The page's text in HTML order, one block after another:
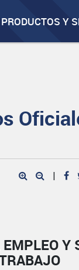
PRODUCTOS Y
|
Y